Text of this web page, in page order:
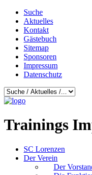
Suche
Aktuelles
Kontakt
Gästebuch
Sitemap
Sponsoren
Impressum
Datenschutz
Trainings
SC Lorenzen
Der Verein
Der